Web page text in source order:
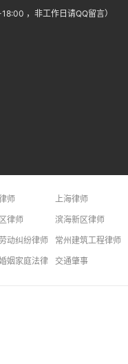
，非工作日请QQ留言）
师 上海律师
师
律师 滨海新区律师
律师
动纠纷律师 常州建筑工程律师
房屋拆迁律师扬州房产纠纷律师
姻家庭法律咨询交通肇事